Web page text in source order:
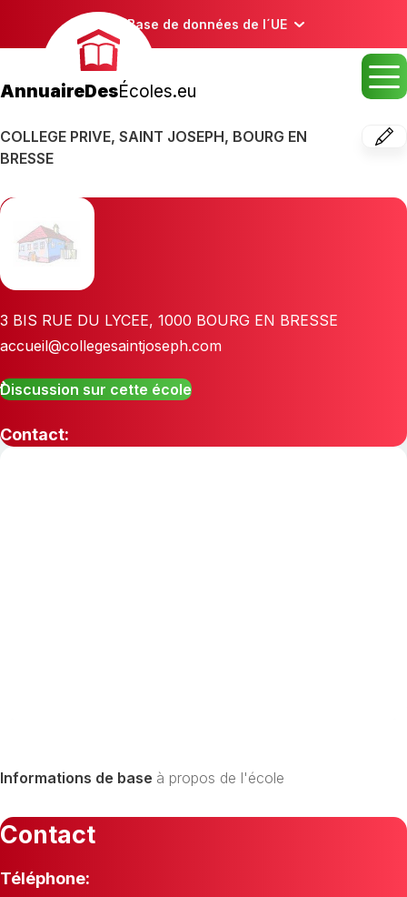
Base de données de l´UE
AnnuaireDesÉcoles.eu
COLLEGE PRIVE, SAINT JOSEPH, BOURG EN
BRESSE
3 BIS RUE DU LYCEE, 1000 BOURG EN BRESSE
accueil@collegesaintjoseph.com
Discussion sur cette école
Contact:
Informations de base à propos de l'école
Contact
Téléphone: